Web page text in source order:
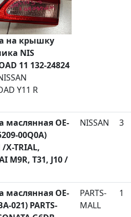
[5]
на крышку
NIS
11 132-24824
Y11 R
маслянная OE-
00Q0A)
/X-TRIAL,
M9R, T31, J10 /
NISSAN 3
маслянная OE-
021) PARTS-
PARTS-
MALL
1